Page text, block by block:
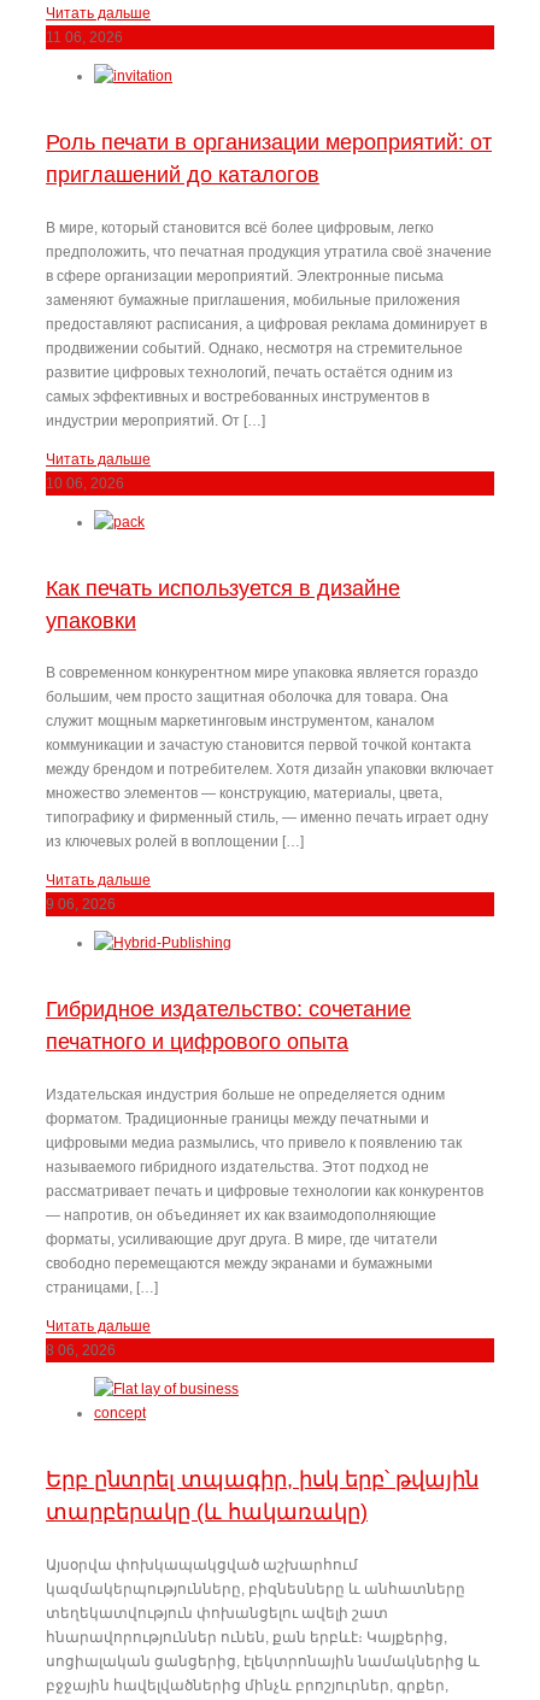
Читать дальше
11 06, 2026
Роль печати в организации мероприятий: от
приглашений до каталогов
В мире, который становится всё более цифровым, легко
предположить, что печатная продукция утратила своё значение
в сфере организации мероприятий. Электронные письма
заменяют бумажные приглашения, мобильные приложения
предоставляют расписания, а цифровая реклама доминирует в
продвижении событий. Однако, несмотря на стремительное
развитие цифровых технологий, печать остаётся одним из
самых эффективных и востребованных инструментов в
индустрии мероприятий. От […]
Читать дальше
10 06, 2026
Как печать используется в дизайне
упаковки
В современном конкурентном мире упаковка является гораздо
большим, чем просто защитная оболочка для товара. Она
служит мощным маркетинговым инструментом, каналом
коммуникации и зачастую становится первой точкой контакта
между брендом и потребителем. Хотя дизайн упаковки включает
множество элементов — конструкцию, материалы, цвета,
типографику и фирменный стиль, — именно печать играет одну
из ключевых ролей в воплощении […]
Читать дальше
9 06, 2026
Гибридное издательство: сочетание
печатного и цифрового опыта
Издательская индустрия больше не определяется одним
форматом. Традиционные границы между печатными и
цифровыми медиа размылись, что привело к появлению так
называемого гибридного издательства. Этот подход не
рассматривает печать и цифровые технологии как конкурентов
— напротив, он объединяет их как взаимодополняющие
форматы, усиливающие друг друга. В мире, где читатели
свободно перемещаются между экранами и бумажными
страницами, […]
Читать дальше
8 06, 2026
Երբ ընտրել տպագիր, իսկ երբ՝ թվային
տարբերակը (և հակառակը)
Այսօրվա փոխկապակցված աշխարհում
կազմակերպությունները, բիզնեսները և անհատները
տեղեկատվություն փոխանցելու ավելի շատ
հնարավորություններ ունեն, քան երբևէ։ Կայքերից,
սոցիալական ցանցերից, էլեկտրոնային նամակներից և
բջջային հավելվածներից մինչև բրոշյուրներ, գրքեր,